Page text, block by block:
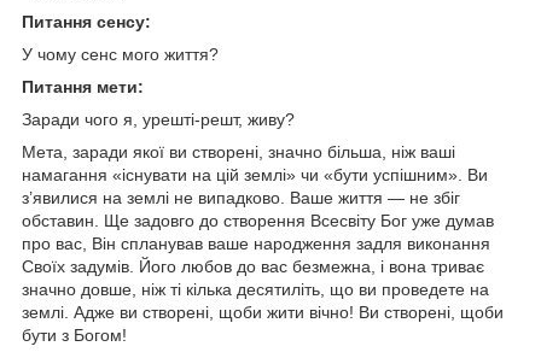
Питання сенсу:
У чому сенс мого життя?
Питання мети:
Заради чого я, урешті-решт, живу?
Мета, заради якої ви створені, значно більша, ніж ваші
намагання «існувати на цій землі» чи «бути успішним». Ви
з’явилися на землі не випадково. Ваше життя — не збіг
обставин. Ще задовго до створення Всесвіту Бог уже думав
про вас, Він спланував ваше народження задля виконання
Своїх задумів. Його любов до вас безмежна, і вона триває
значно довше, ніж ті кілька десятиліть, що ви проведете на
землі. Адже ви створені, щоби жити вічно! Ви створені, щоби
бути з Богом!